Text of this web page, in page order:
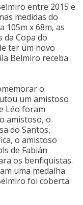
entre 2015 e
medidas do
105m x 68m, as
da Copa do
ter um novo
Belmiro receba
o
um amistoso
Léo foram
amistoso, o
do Santos,
o amistoso
de Fabián
os benfiquistas.
uma medalha
foi coberta